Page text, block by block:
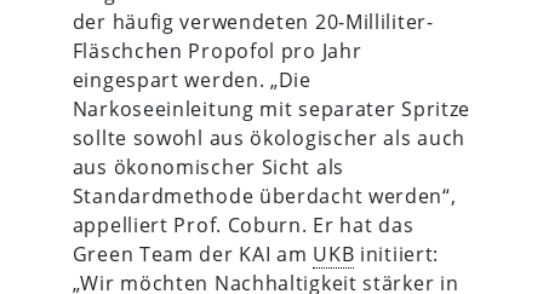
der häufig verwendeten 20-Milliliter-
Fläschchen Propofol pro Jahr
eingespart werden. „Die
Narkoseeinleitung mit separater Spritze
sollte sowohl aus ökologischer als auch
aus ökonomischer Sicht als
Standardmethode überdacht werden“,
appelliert Prof. Coburn. Er hat das
Green Team der KAI am UKB initiiert:
„Wir möchten Nachhaltigkeit stärker in